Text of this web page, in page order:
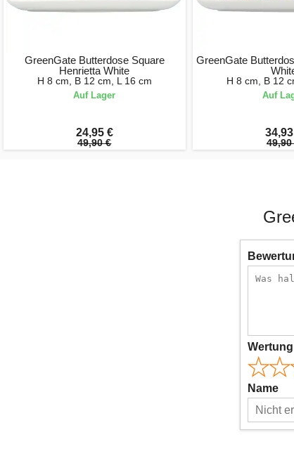
GreenGate Butterdose Square
Henrietta White
H 8 cm, B 12 cm, L 16 cm
Auf Lager
24,95 €
49,90 €
GreenGate
H 8 cm, B 12
Auf
49,90
Name